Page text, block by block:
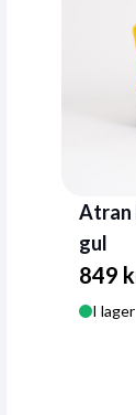
Atran
gul
849
I lager